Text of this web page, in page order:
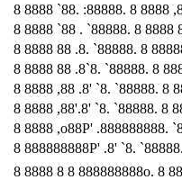
8 8888 `88. :88888. 8 8888
8 8888 `88 . `88888. 8 8888
8 8888 88 .8. `88888. 8
8 8888 88 .8`8. `88888. 8
8 8888 ,88 .8' `8. `88888. 8
8 8888 ,88'.8' `8. `88888. 8
8 8888 ,o88P' .888888888.
8 888888888P' .8' `8.
8 8888 8 8 888888888o. 8